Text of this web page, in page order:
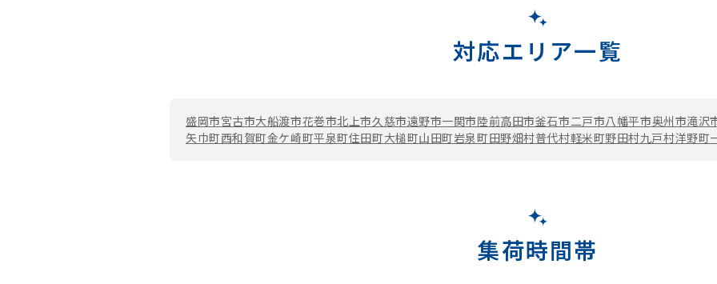
対応エリア一覧
盛岡市宮古市大船渡市花巻市北上市久慈市遠野市一関市陸前高田市釜石市 二戸市八幡平市奥州市滝沢
矢巾町西和賀町金ケ崎町平泉町住田町大槌町山田町岩泉町田野畑村普代村軽米町野田村九戸村洋野町
集荷時間帯